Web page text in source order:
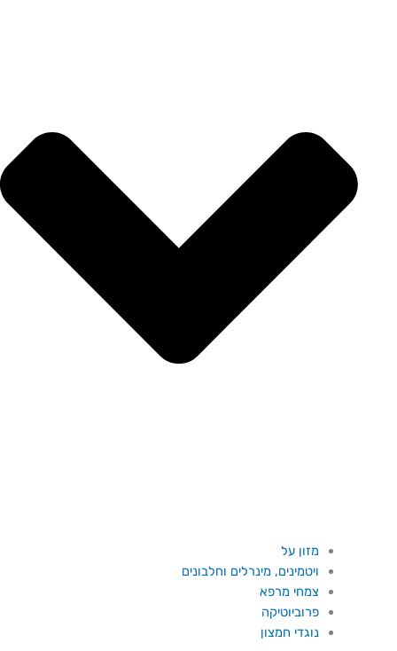
מזון על
ויטמינים, מינרלים וחלבונים
צמחי מרפא
פרוביוטיקה
נוגדי חמצון